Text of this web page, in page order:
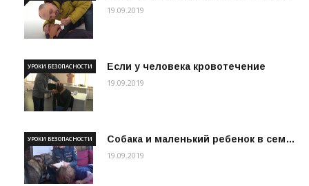
19.09.2019
Если у человека кровотечение
УРОКИ БЕЗОПАСНОСТИ
19.09.2019
Собака и маленький ребенок в сем…
УРОКИ БЕЗОПАСНОСТИ
19.09.2019